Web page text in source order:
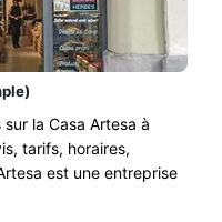
la Casa Artesa à
tarifs, horaires,
est une entreprise